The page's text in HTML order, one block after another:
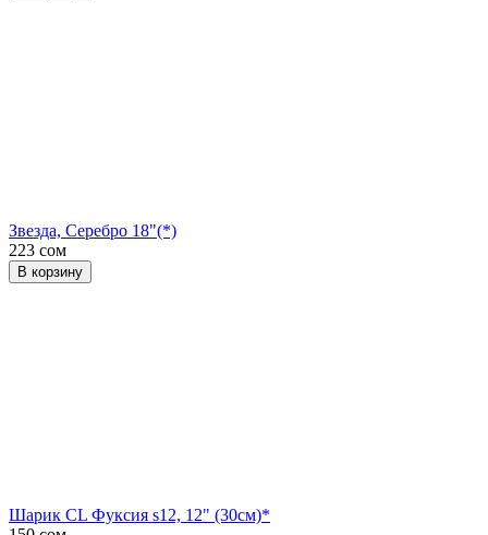
Звезда, Серебро 18"(*)
223 сом
В корзину
Шарик CL Фуксия s12, 12" (30см)*